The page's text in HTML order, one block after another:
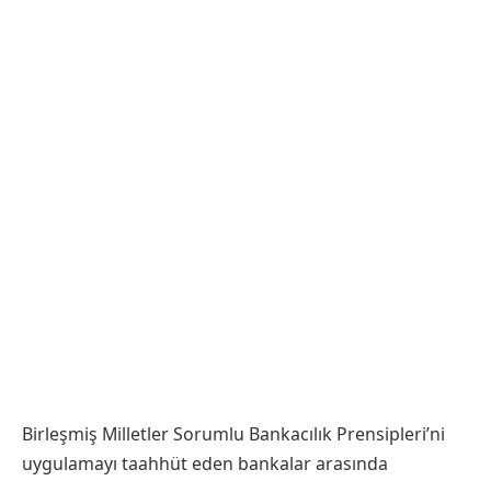
Birleşmiş Milletler Sorumlu Bankacılık Prensipleri’ni
uygulamayı taahhüt eden bankalar arasında